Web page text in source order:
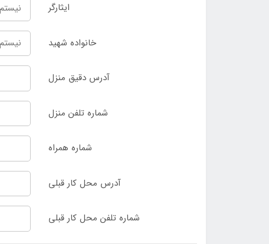
ایثارگر
خانواده شهید
آدرس دقیق منزل
شماره تلفن منزل
شماره همراه
آدرس محل کار قبلی
شماره تلفن محل کار قبلی